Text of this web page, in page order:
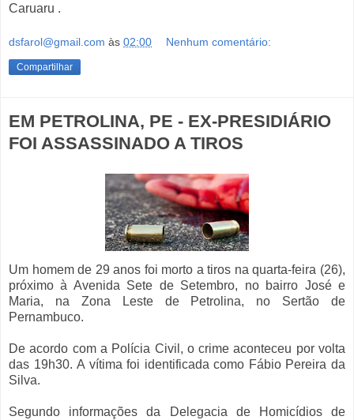
Caruaru .
dsfarol@gmail.com às 02:00 Nenhum comentário:
Compartilhar
EM PETROLINA, PE - EX-PRESIDIÁRIO
FOI ASSASSINADO A TIROS
Um homem de 29 anos foi morto a tiros na quarta-feira (26),
próximo à Avenida Sete de Setembro, no bairro José e
Maria, na Zona Leste de Petrolina, no Sertão de
Pernambuco.
De acordo com a Polícia Civil, o crime aconteceu por volta
das 19h30.A vítima foi identificada como Fábio Pereira da
Silva.
Segundo informações da Delegacia de Homicídios de